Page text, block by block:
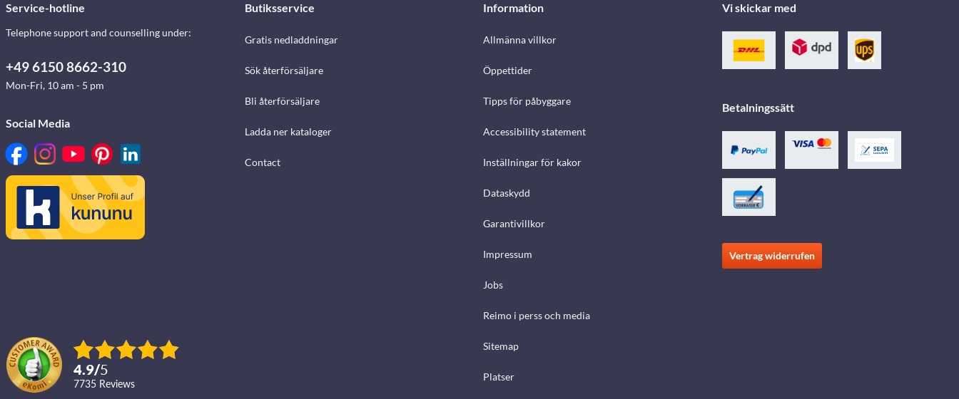
Service-hotline
Telephone support and counselling under:
+49 6150 8662-310
Mon-Fri, 10 am - 5 pm
Social Media
4.9/5
7735 reviews
Butiksservice
Gratis nedladdningar
Sök återförsäljare
Bli återförsäljare
Ladda ner kataloger
Contact
Information
Allmänna villkor
Öppettider
Tipps för påbyggare
Accessibility statement
Inställningar för kakor
Dataskydd
Garantivillkor
Impressum
Jobs
Reimo i perss och media
Sitemap
Platser
Vi skickar med
Betalningssätt
Vertrag widerrufen